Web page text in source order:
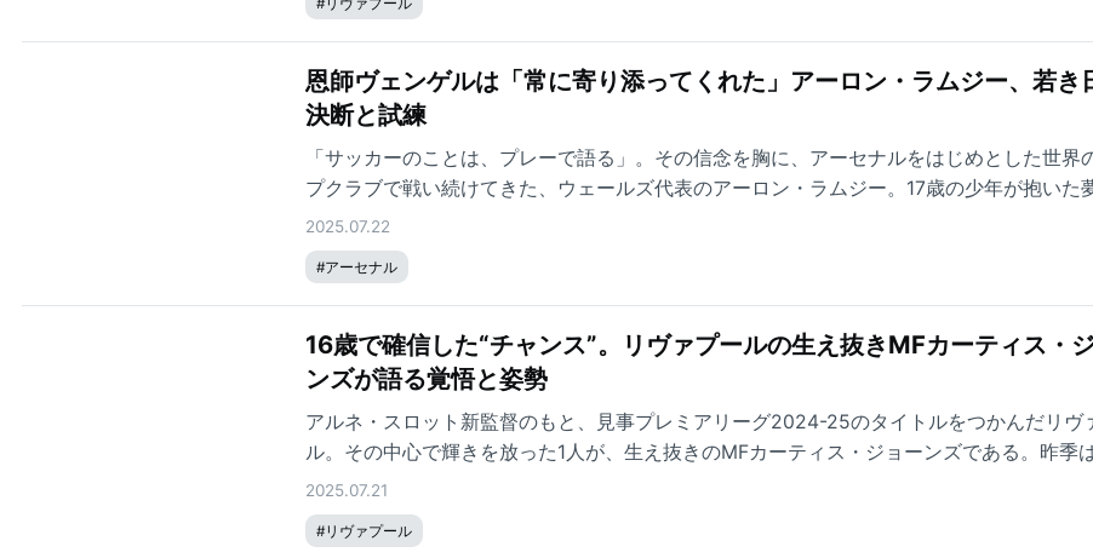
恩師ヴェンゲルは「常に寄り添ってくれた」アーロン・ラムジー、若き
決断と試練
「サッカーのことは、プレーで語る」。その信念を胸に、アーセナルをはじめとした世界
プクラブで戦い続けてきた、ウェールズ代表のアーロン・ラムジー。17歳の少年が抱いた
跡と、今なお彼を突き動かす情熱の源とは。これまでの偉大なキャリアとその原点、サッ
手としての現在地を、本人の言葉とともに紐解いていく。
2025.07.22
#アーセナル
16歳で確信した“チャンス”。リヴァプールの生え抜きMFカーティス・
ンズが語る覚悟と姿勢
アルネ・スロット新監督のもと、見事プレミアリーグ2024-25のタイトルをつかんだリヴ
ル。その中心で輝きを放った1人が、生え抜きのMFカーティス・ジョーンズである。昨季
グ戦38試合中33試合に出場し、3ゴール4アシストを記録した。これまで出会った恩師たち
感謝、新体制へのたしかな手応え、新たなシーズンへ向けた静かなる闘志。本人の言葉の
ら、ジョーンズの現在地を紐解く。
2025.07.21
#リヴァプール